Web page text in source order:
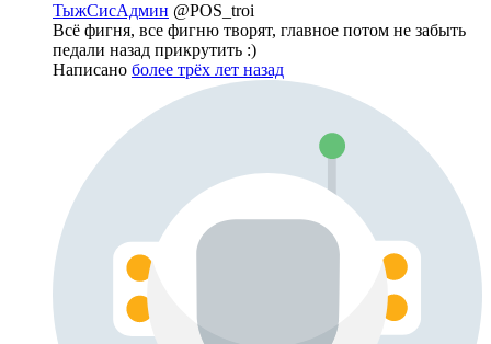
ТыжСисАдмин @POS_troi
Всё фигня, все фигню творят, главное потом не забыть
педали назад прикрутить :)
Написано более трёх лет назад